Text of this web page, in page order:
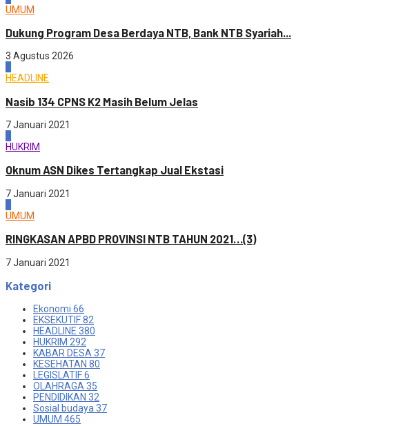
UMUM
Dukung Program Desa Berdaya NTB, Bank NTB Syariah...
3 Agustus 2026
HEADLINE
Nasib 134 CPNS K2 Masih Belum Jelas
7 Januari 2021
HUKRIM
Oknum ASN Dikes Tertangkap Jual Ekstasi
7 Januari 2021
UMUM
RINGKASAN APBD PROVINSI NTB TAHUN 2021…(3)
7 Januari 2021
Kategori
Ekonomi 66
EKSEKUTIF82
HEADLINE 380
HUKRIM 292
KABAR DESA37
KESEHATAN 80
LEGISLATIF6
OLAHRAGA35
PENDIDIKAN 32
Sosial budaya37
UMUM 465